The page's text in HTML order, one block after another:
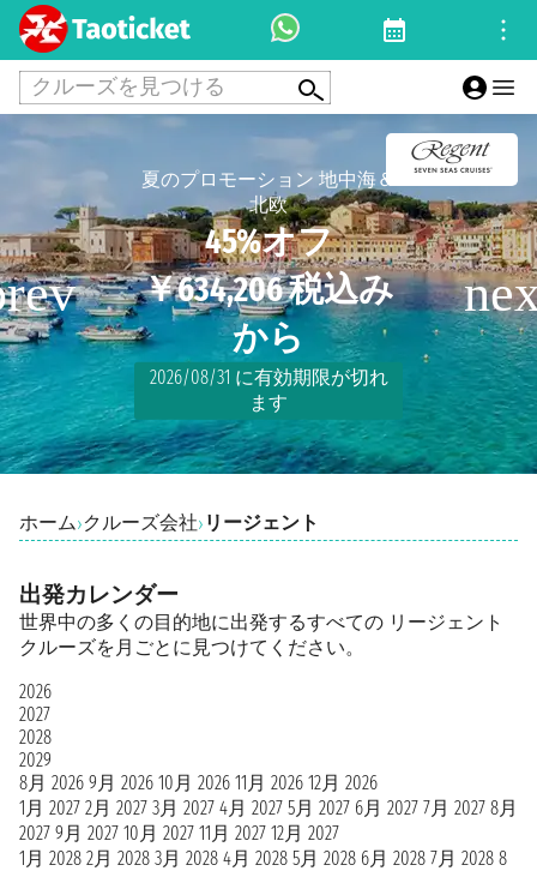
クルーズを見つける
夏のプロモーション 地中海＆
北欧
45%オフ
￥634,206 税込み
から
2026/08/31 に有効期限が切れ
ます
ホーム›クルーズ会社› リージェント
出発カレンダー
世界中の多くの目的地に出発するすべての リージェント
クルーズを月ごとに見つけてください。
2026
2027
2028
2029
8月 2026 9月 2026 10月 2026 11月 2026 12月 2026
1月 2027 2月 2027 3月 2027 4月 2027 5月 2027 6月 2027 7月 2027 8月
2027 9月 2027 10月 2027 11月 2027 12月 2027
1月 2028 2月 2028 3月 2028 4月 2028 5月 2028 6月 2028 7月 2028 8